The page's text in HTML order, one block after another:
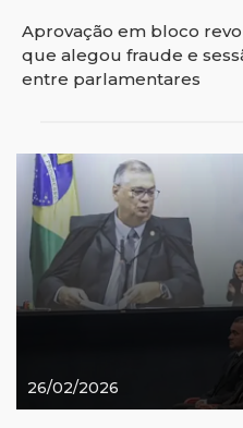
Aprovação em bloco
que alegou fraude e
entre parlamentares
26/02/2026